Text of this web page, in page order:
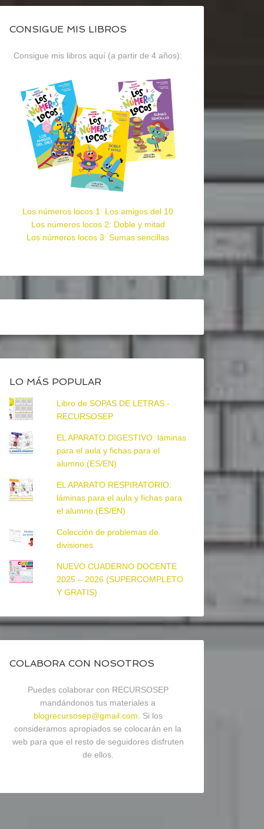
CONSIGUE MIS LIBROS
Consigue mis libros aquí (a partir de 4 años):
Los números locos 1: Los amigos del 10
Los números locos 2: Doble y mitad
Los números locos 3: Sumas sencillas
LO MÁS POPULAR
Libro de SOPAS DE LETRAS -
RECURSOSEP
EL APARATO DIGESTIVO: láminas
para el aula y fichas para el
alumno (ES/EN)
EL APARATO RESPIRATORIO:
láminas para el aula y fichas para
el alumno (ES/EN)
Colección de problemas de
divisiones
NUEVO CUADERNO DOCENTE
2025 – 2026 (SUPERCOMPLETO
Y GRATIS)
COLABORA CON NOSOTROS
Puedes colaborar con RECURSOSEP
mandándonos tus materiales a
blogrecursosep@gmail.com . Si los
consideramos apropiados se colocarán en la
web para que el resto de seguidores disfruten
de ellos.